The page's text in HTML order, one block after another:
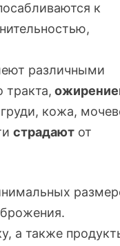
к
различными
тракта,
кожа,
страдают от
а также